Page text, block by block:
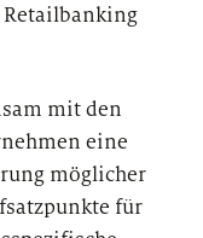
mit den
eine
möglicher
für